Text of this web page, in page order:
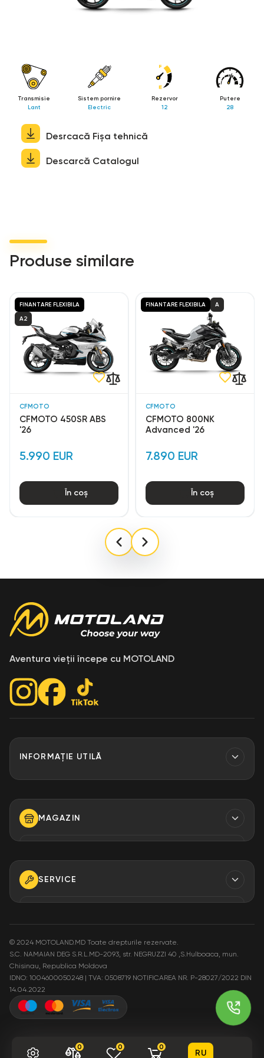
Transmisie
Lant
Sistem pornire
Electric
Rezervor
12
Putere
28
Desrcacă Fișa tehnică
Descarcă Catalogul
Produse similare
CFMOTO
CFMOTO 450SR ABS
'26
5.990 EUR
FINANTARE FLEXIBILA
A2
În coș
CFMOTO
CFMOTO 800NK
Advanced '26
7.890 EUR
FINANTARE FLEXIBILA A
În coș
Aventura vieții începe cu MOTOLAND
INFORMAȚIE UTILĂ
Despre Noi
MAGAZIN
+373 79 923 304
+373 79 923 306
E-MAIL
info@motoland.md
str. Pietrăriei 3A
SERVICE
+373 79 923 301
E-MAIL
service@motoland.md
ADRESA
Moldova or. Chisinau,
© 2024 MOTOLAND.MD Toate drepturile rezervate.
S.C. NAMAIAN DEG S.R.L.MD-2093, str. NEGRUZZI 40 ,S.Hulboaca, mun.
Chisinau, Republica Moldova
IDNO: 1004600050248 | TVA: 0508719 NOTIFICAREA NR. P-28027/2022 DIN
14.04.2022
0 0 0
RU